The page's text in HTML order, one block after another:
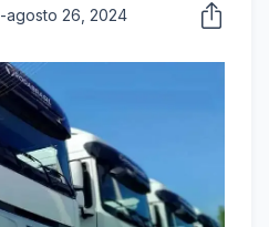
-agosto 26, 2024